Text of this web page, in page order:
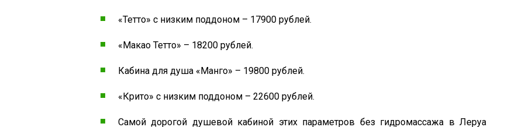
«Тетто» с низким поддоном – 17900 рублей.
«Макао Тетто» – 18200 рублей.
Кабина для душа «Манго» – 19800 рублей.
«Крито» с низким поддоном – 22600 рублей.
Самой дорогой душевой кабиной этих параметров без гидромассажа в Леруа